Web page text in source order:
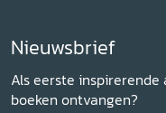
Nieuwsbrief
Als eerste
boeken ontvangen?